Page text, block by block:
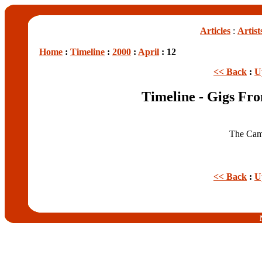
Articles :
Home : Timeline : 2000 : April : 12
<< Back :
Timeline - Gigs
The
<< Back :